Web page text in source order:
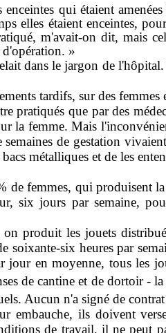
qui étaient
elles étaient enceintes,
m'avait-on dit, mais
»
dans le jargon de
tardifs, sur des
pratiqués que par des
la femme. Mais
de gestation
métalliques et de les
femmes, qui produisent
six jours par semaine,
produit les jouets
six heures par
jour en moyenne, tous les
de cantine et de dortoir -
Aucun n'a signé de
ils doivent
de travail, il ne peut